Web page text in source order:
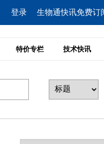
登录 生物通快讯免费订
特价专栏 技术快讯